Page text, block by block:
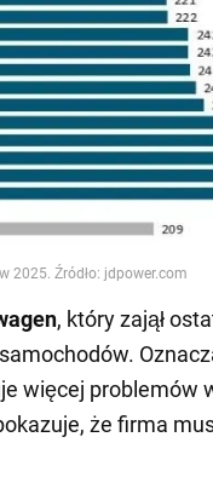
, który zajął
więcej problemów
że firma